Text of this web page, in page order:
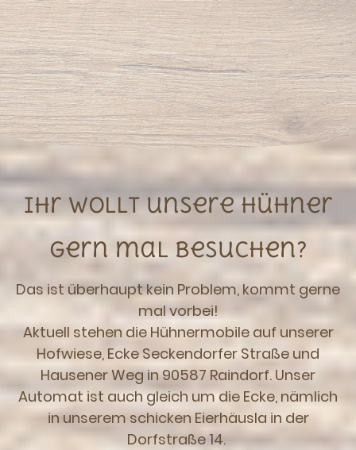
Ihr Wollt unsere Hühner
gern mal besuchen?
Das ist überhaupt kein Problem, kommt gerne
mal vorbei!
Aktuell stehen die Hühnermobile auf unserer
Hofwiese, Ecke Seckendorfer Straße und
Hausener Weg in 90587 Raindorf. Unser
Automat ist auch gleich um die Ecke, nämlich
in unserem schicken Eierhäusla in der
Dorfstraße 14.